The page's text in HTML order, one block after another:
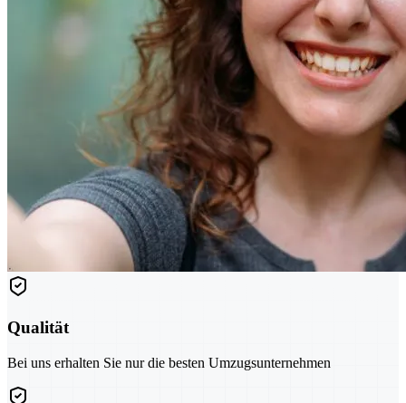
Qualität
Bei uns erhalten Sie nur die besten Umzugsunternehmen